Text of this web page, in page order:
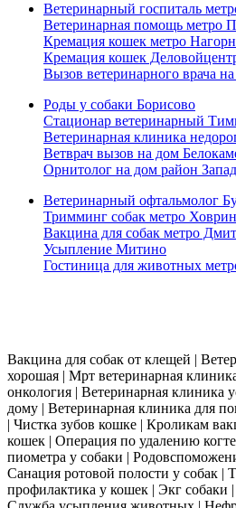
Ветеринарный госпиталь
Ветеринарная помощь метро
Кремация кошек метро
Кремация кошек
Вызов ветеринарного врача
Роды у собаки Борисово
Стационар ветеринарный
Ветеринарная клиника
Ветврач вызов на дом
Орнитолог на дом район
Ветеринарный офтальмолог
Тримминг собак метро
Вакцина для собак метро
Усыпление Митино
Гостиница для животных
Вакцина для собак от клещей |
хорошая | Мрт ветеринарная
онкология | Ветеринарная клиника
дому | Ветеринарная клиника для
| Чистка зубов кошке | Кроликам
кошек | Операция по удалению
пиометра у собаки |
Санация ротовой полости у собак |
профилактика у кошек | Экг